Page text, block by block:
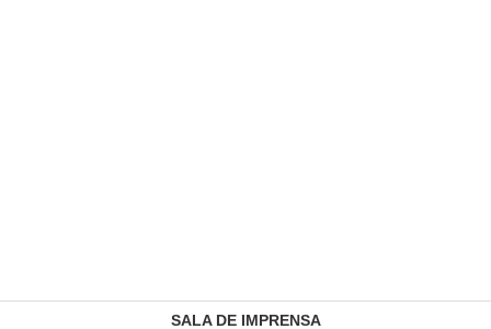
SALA DE IMPRENSA